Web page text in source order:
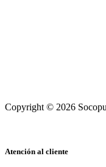
Copyright © 2026
Atención al cliente